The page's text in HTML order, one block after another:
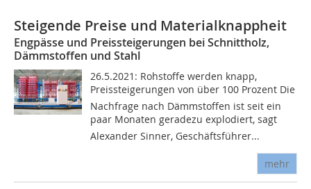
Steigende Preise und Materialknappheit
Engpässe und Preissteigerungen bei Schnittholz,
Dämmstoffen und Stahl
26.5.2021: Rohstoffe werden knapp,
Preissteigerungen von über 100 Prozent Die
Nachfrage nach Dämmstoffen ist seit ein
paar Monaten geradezu explodiert, sagt
Alexander Sinner, Geschäftsführer...
mehr